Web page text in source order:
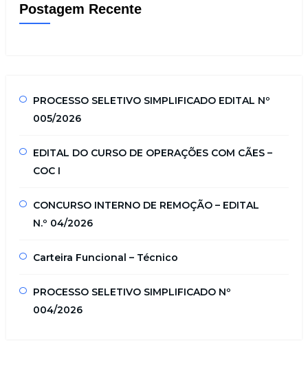
Postagem Recente
PROCESSO SELETIVO SIMPLIFICADO EDITAL Nº
005/2026
EDITAL DO CURSO DE OPERAÇÕES COM CÃES –
COC I
CONCURSO INTERNO DE REMOÇÃO – EDITAL
N.º 04/2026
Carteira Funcional – Técnico
PROCESSO SELETIVO SIMPLIFICADO Nº
004/2026